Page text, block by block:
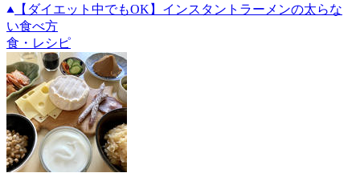
【ダイエット中でもOK】インスタントラーメンの太らな
い食べ方
食・レシピ